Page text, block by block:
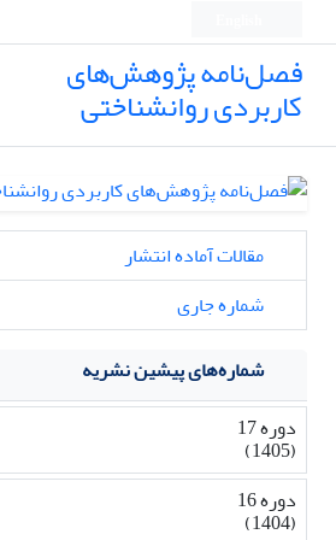
فصل‌نامه پژوهش‌های
کاربردی روانشناختی
مقالات آماده انتشار
شماره جاری
شماره‌های پیشین نشریه
دوره 17
(1405)
دوره 16
(1404)